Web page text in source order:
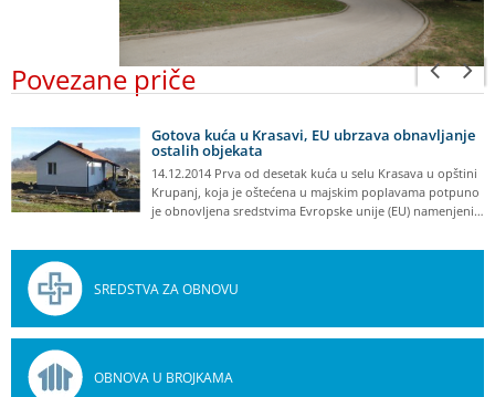
Povezane priče
Gotova kuća u Krasavi, EU ubrzava obnavljanje
ostalih objekata
14.12.2014 Prva od desetak kuća u selu Krasava u opštini
Krupanj, koja je oštećena u majskim poplavama potpuno
je obnovljena sredstvima Evropske unije (EU) namenjeni…
SREDSTVA ZA OBNOVU
OBNOVA U BROJKAMA